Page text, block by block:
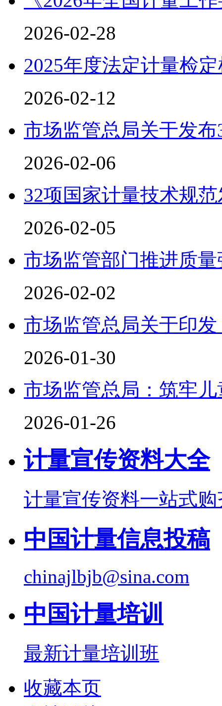
2026-02-28
2025年度法定计量检
2026-02-12
市场监管总局关于发
2026-02-06
32项国家计量技术规
2026-02-05
市场监管部门推进质
2026-02-02
市场监管总局关于印
2026-01-30
市场监管总局：筑牢
2026-01-26
计量宣传资料大全
计量宣传资料一站式购
中国计量信息投稿
chinajlbjb@sina.com
中国计量培训
最新计量培训班
收藏本页